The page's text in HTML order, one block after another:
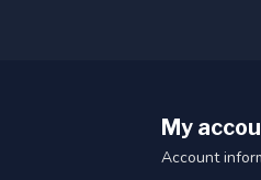
My
Account